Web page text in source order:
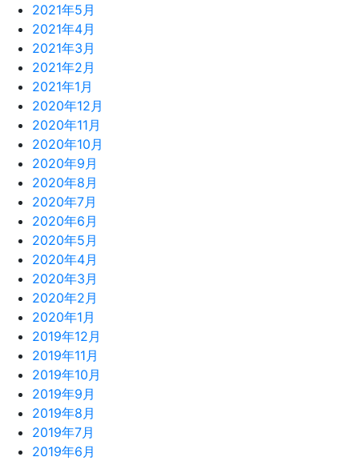
2021年5月
2021年4月
2021年3月
2021年2月
2021年1月
2020年12月
2020年11月
2020年10月
2020年9月
2020年8月
2020年7月
2020年6月
2020年5月
2020年4月
2020年3月
2020年2月
2020年1月
2019年12月
2019年11月
2019年10月
2019年9月
2019年8月
2019年7月
2019年6月